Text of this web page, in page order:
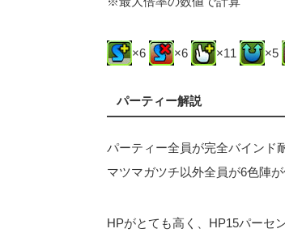
×6 ×6 ×11 ×5
パーティー解説
パーティー全員が完全バインド
マツマガツチ以外全員が6色陣
HPがとても高く、HP15パーセ